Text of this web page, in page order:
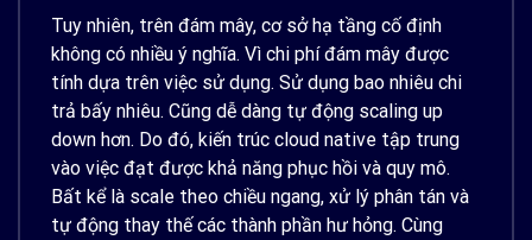
Tuy nhiên, trên đám mây, cơ sở hạ tầng cố định
không có nhiều ý nghĩa. Vì chi phí đám mây được
tính dựa trên việc sử dụng. Sử dụng bao nhiêu chi
trả bấy nhiêu. Cũng dễ dàng tự động scaling up
down hơn. Do đó, kiến ​​trúc cloud native tập trung
vào việc đạt được khả năng phục hồi và quy mô.
Bất kể là scale theo chiều ngang, xử lý phân tán và
tự động thay thế các thành phần hư hỏng. Cùng